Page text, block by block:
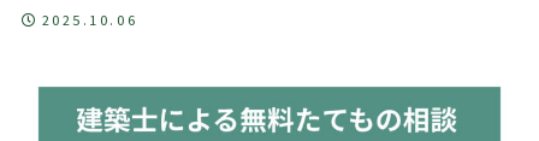
2025.10.06